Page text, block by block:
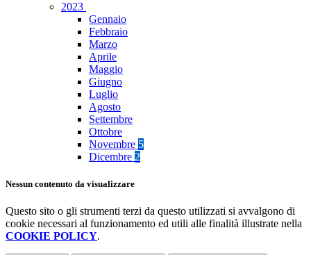
2023
Gennaio
Febbraio
Marzo
Aprile
Maggio
Giugno
Luglio
Agosto
Settembre
Ottobre
Novembre 5
Dicembre 2
Nessun contenuto da visualizzare
Questo sito o gli strumenti terzi da questo utilizzati si avvalgono di
cookie necessari al funzionamento ed utili alle finalità illustrate nella
COOKIE POLICY.